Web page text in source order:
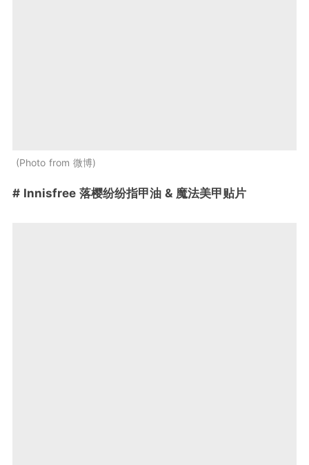
Photo from 微博
# Innisfree 落樱纷纷指甲油 & 魔法美甲贴片